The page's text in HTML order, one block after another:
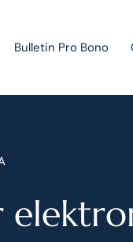
Bulletin Pro Bono